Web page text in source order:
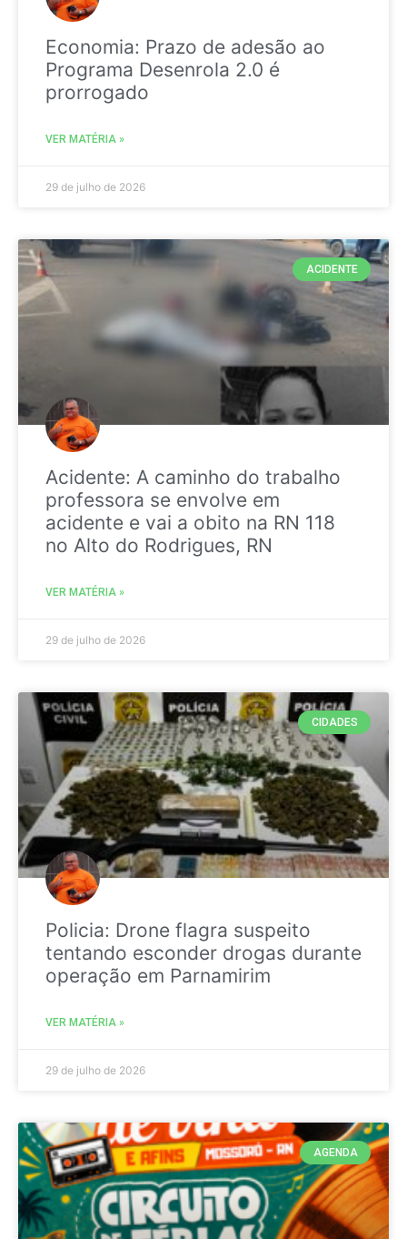
Economia: Prazo de adesão ao
Programa Desenrola 2.0 é
prorrogado
VER MATÉRIA »
29 de julho de 2026
ACIDENTE
Acidente: A caminho do trabalho
professora se envolve em
acidente e vai a obito na RN 118
no Alto do Rodrigues, RN
VER MATÉRIA »
29 de julho de 2026
CIDADES
Policia: Drone flagra suspeito
tentando esconder drogas durante
operação em Parnamirim
VER MATÉRIA »
29 de julho de 2026
AGENDA